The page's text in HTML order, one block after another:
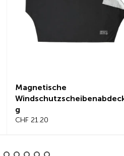
Magnetische
CHF 21.20